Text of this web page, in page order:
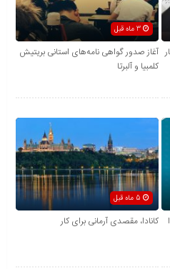
آغاز صدور گواهی نامه‌های استانی بریتیش
کلمبیا و آلبرتا
کانادا، مقصدی آرمانی برای کار